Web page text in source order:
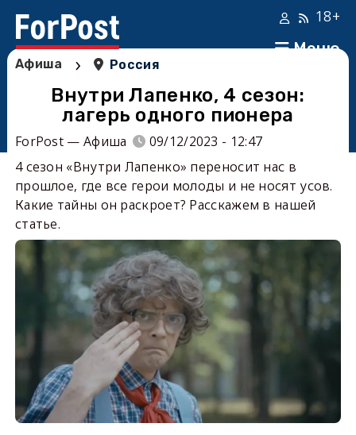
Меню
18+
Афиша › Россия
Внутри Лапенко, 4 сезон:
лагерь одного пионера
ForPost — Афиша
09/12/2023 - 12:47
4 сезон «Внутри Лапенко» переносит нас в
прошлое, где все герои молоды и не носят усов.
Какие тайны он раскроет? Расскажем в нашей
статье.